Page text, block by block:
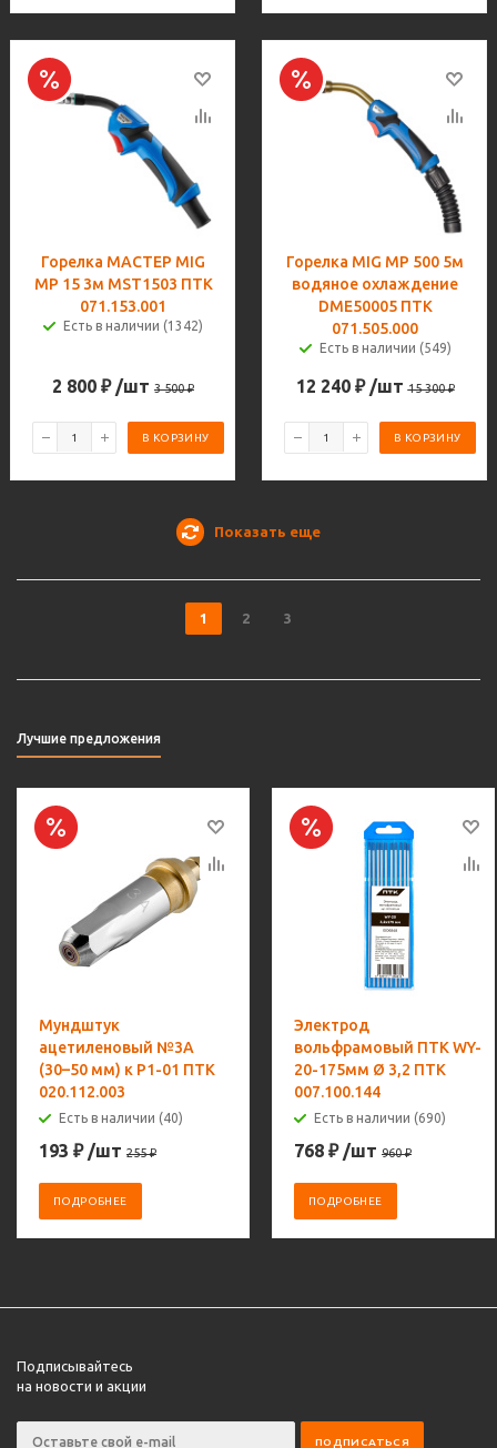
Горелка МАСТЕР MIG
MP 15 3м MST1503 ПТК
071.153.001
Есть в наличии (1342)
2 800 ₽ /шт 3 500₽
В КОРЗИНУ
Горелка MIG MP 500 5м
водяное охлаждение
DME50005 ПТК
071.505.000
Есть в наличии (549)
12 240₽ /шт 15 300₽
В КОРЗИНУ
Показать еще
1 2 3
Лучшие предложения
Мундштук
ацетиленовый №3А
(30–50 мм) к Р1-01 ПТК
020.112.003
Есть в наличии (40)
193 ₽ /шт 255₽
ПОДРОБНЕЕ
Электрод
вольфрамовый ПТК WY-
20-175мм Ø 3,2 ПТК
007.100.144
Есть в наличии (690)
768 ₽ /шт 960₽
ПОДРОБНЕЕ
Подписывайтесь
на новости и акции